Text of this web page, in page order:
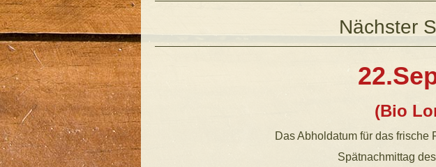
Nächster
(Bio
Das Abholdatum für das
Spätnachmittag